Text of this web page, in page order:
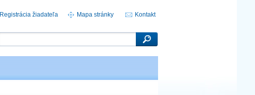
Registrácia žiadateľa Mapa stránky Kontakt